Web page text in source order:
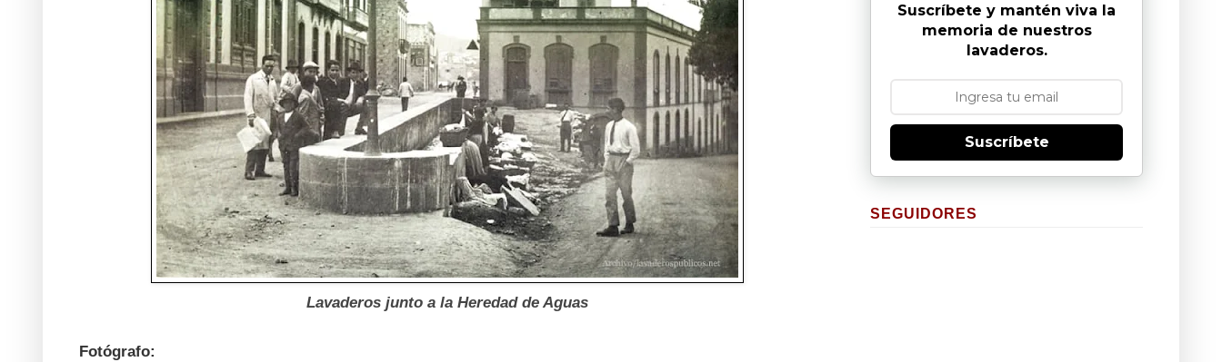
Lavaderos junto a la Heredad de Aguas
Fotógrafo:
Suscríbete y mantén viva la
memoria de nuestros
lavaderos.
Suscríbete
SEGUIDORES